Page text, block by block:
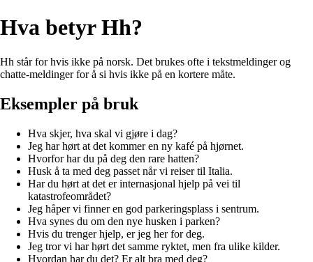
Hva betyr Hh?
Hh står for hvis ikke på norsk. Det brukes ofte i tekstmeldinger og
chatte-meldinger for å si hvis ikke på en kortere måte.
Eksempler på bruk
Hva skjer, hva skal vi gjøre i dag?
Jeg har hørt at det kommer en ny kafé på hjørnet.
Hvorfor har du på deg den rare hatten?
Husk å ta med deg passet når vi reiser til Italia.
Har du hørt at det er internasjonal hjelp på vei til
katastrofeområdet?
Jeg håper vi finner en god parkeringsplass i sentrum.
Hva synes du om den nye husken i parken?
Hvis du trenger hjelp, er jeg her for deg.
Jeg tror vi har hørt det samme ryktet, men fra ulike kilder.
Hvordan har du det? Er alt bra med deg?